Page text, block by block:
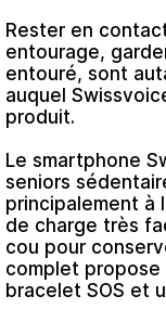
Rester en
entourage,
entouré, sont
auquel
produit.
Le smartphone
seniors
principalement à
de charge très
cou pour
complet propose
bracelet SOS et